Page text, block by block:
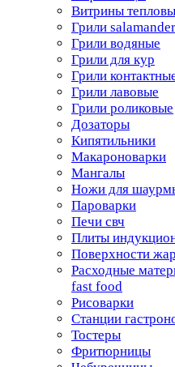
Витрины
Грили salamander
Грили водяные
Грили для кур
Грили
Грили лавовые
Грили роликовые
Дозаторы
Кипятильники
Макароноварки
Мангалы
Ножи для
Пароварки
Печи свч
Плиты
Поверхности
Расходные
fast food
Рисоварки
Станции
Тостеры
Фритюрницы